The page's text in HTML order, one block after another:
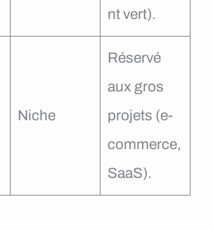
nt vert).
Niche
Réservé
aux gros
projets (e-
commerce,
SaaS).